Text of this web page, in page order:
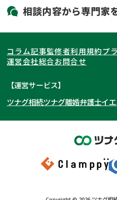
北海道・東北
北海道
岩手県
秋田県
福島県
関東
東京都
埼玉県
茨城県
東海
愛知県
岐阜県
関西
大阪府
北陸・甲信越
九州・沖縄
相談内容から専門家
相続登記
相続手続き
家族信託
不動産評価(相続不動産)
コラム記事監修者利用規約プ
運営会社総合お問合せ
【運営サービス】
ツナグ相続ツナグ離婚弁護士イ